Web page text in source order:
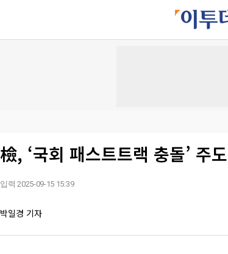
檢, ‘국회 패스트트랙 충돌’ 주
입력 2025-09-15 15:39
박일경 기자